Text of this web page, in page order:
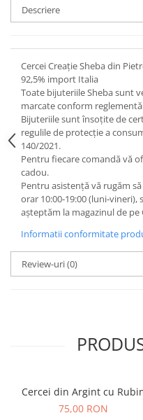
Descriere
Cercei Creație Sheba din
92,5% import Italia
Toate bijuteriile Sheba sunt
marcate conform
Bijuteriile sunt însoţite de
regulile de protecție a
140/2021.
Pentru fiecare comandă vă
cadou.
Pentru asistență vă rugăm
orar 10:00‐19:00 (luni‐vineri),
așteptăm la magazinul de pe
Informatii conformitate
Review-uri(0)
Cercei din Argint cu
75,00 RON